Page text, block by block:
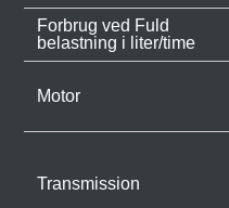
Forbrug ved Fuld
belastning i liter/time
Motor
Transmission